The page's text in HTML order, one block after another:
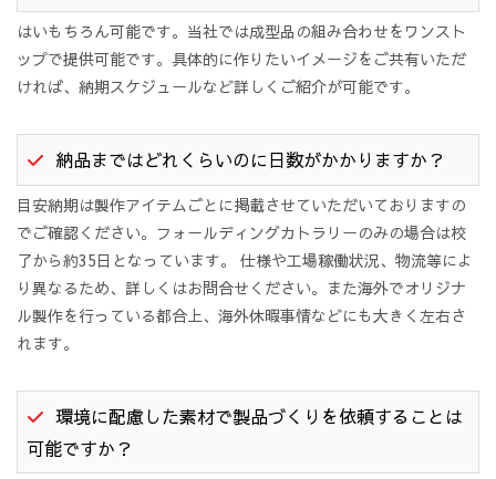
はいもちろん可能です。当社では成型品の組み合わせをワンスト
ップで提供可能です。具体的に作りたいイメージをご共有いただ
ければ、納期スケジュールなど詳しくご紹介が可能です。
納品まではどれくらいのに日数がかかりますか？
目安納期は製作アイテムごとに掲載させていただいておりますの
でご確認ください。フォールディングカトラリーのみの場合は校
了から約35日となっています。 仕様や工場稼働状況、物流等によ
り異なるため、詳しくはお問合せください。また海外でオリジナ
ル製作を行っている都合上、海外休暇事情などにも大きく左右さ
れます。
環境に配慮した素材で製品づくりを依頼することは
可能ですか？